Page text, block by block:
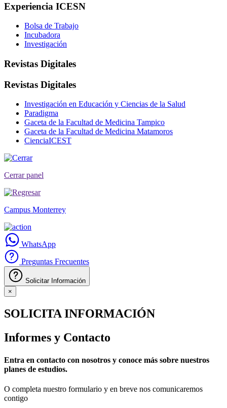
Experiencia ICESN
Bolsa de Trabajo
Incubadora
Investigación
Revistas Digitales
Revistas Digitales
Investigación en Educación y Ciencias de la Salud
Paradigma
Gaceta de la Facultad de Medicina Tampico
Gaceta de la Facultad de Medicina Matamoros
CienciaICEST
Cerrar panel
Campus Monterrey
WhatsApp
Preguntas Frecuentes
Solicitar Información
×
SOLICITA INFORMACIÓN
Informes y Contacto
Entra en contacto con nosotros y conoce más sobre nuestros
planes de estudios.
O completa nuestro formulario y en breve nos comunicaremos
contigo